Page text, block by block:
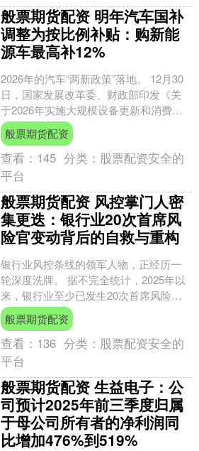
般票期货配资 明年汽车国补
调整为按比例补贴：购新能
源车最高补12%
2026年的汽车“两新政策”落地。 12月30
日，国家发展改革委、财政部印发《关
于2026年实施大规模设备更新和消费品
以旧换新政策的通知》（下称“通知”）。
相....
般票期货配资
查看： 145 分类： 股票配资安全的
平台
般票期货配资 风控掌门人密
集更迭：银行业20次首席风
险官变动背后的自救与重构
银行业风控条线的领军人物，正经历一
轮深度洗牌。 据不完全统计，2025年以
来，银行业至少已发生20次首席风险官
职位变动，掀起一波风控高管调整潮。
这一系列高层换....
般票期货配资
查看： 136 分类： 股票配资安全的
平台
般票期货配资 生益电子：公
司预计2025年前三季度归属
于母公司所有者的净利润同
比增加476%到519%